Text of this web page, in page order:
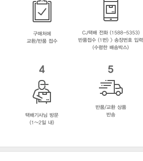
구매처에
교환/반품 접수
CJ택배 전화 (1588-5353)
반품접수 (1번) > 송장번호 입력
(수령한 배송박스)
4
택배기사님 방문
(1~2일 내)
5
반품/교환 상품
반송